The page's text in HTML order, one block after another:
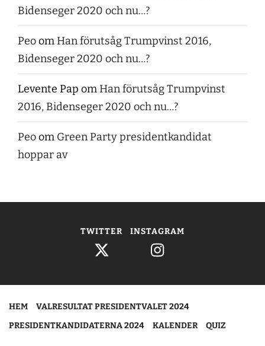
Bidenseger 2020 och nu…?
Peoom Han förutsåg Trumpvinst 2016,
Bidenseger 2020 och nu…?
Levente Pap om Han förutsåg Trumpvinst
2016, Bidenseger 2020 och nu…?
Peoom Green Party presidentkandidat
hoppar av
TWITTER INSTAGRAM
HEM
VALRESULTAT PRESIDENTVALET 2024
PRESIDENTKANDIDATERNA 2024
KALENDER QUIZ